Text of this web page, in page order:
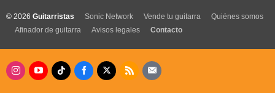
© 2026 Guitarristas Sonic Network Vende tu guitarra
Quiénes somos
Afinador de guitarra
Avisos legales Contacto